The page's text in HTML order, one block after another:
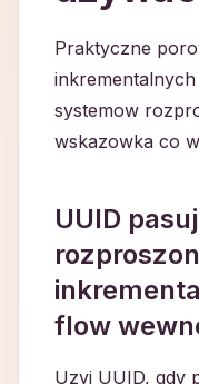
Praktyczne
systemow
wskazowka co
UUID
flow
Uzyj UUID, gdy